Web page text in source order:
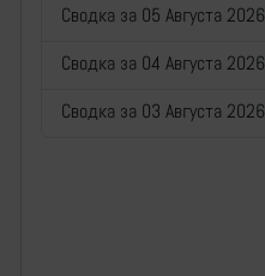
Сводка за 05 Августа 2026
Сводка за 04 Августа 2026
Сводка за 03 Августа 2026